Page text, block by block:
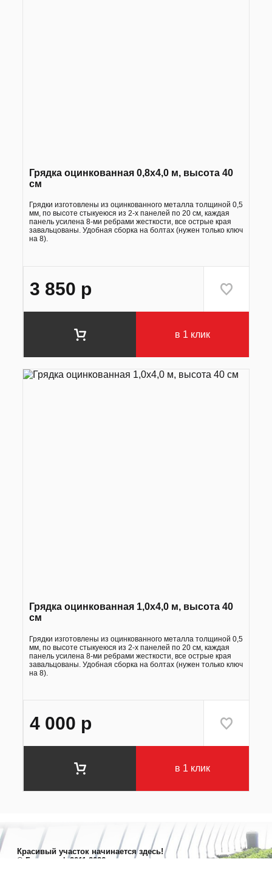
Грядка оцинкованная 0,8х4,0 м, высота 40
см
Грядки изготовлены из оцинкованного металла толщиной 0,5
мм, по высоте стыкуеюся из 2-х панелей по 20 см, каждая
панель усилена 8-ми ребрами жесткости, все острые края
завальцованы. Удобная сборка на болтах (нужен только ключ
на 8).
3 850 р
в 1 клик
Грядка оцинкованная 1,0х4,0 м, высота 40
см
Грядки изготовлены из оцинкованного металла толщиной 0,5
мм, по высоте стыкуеюся из 2-х панелей по 20 см, каждая
панель усилена 8-ми ребрами жесткости, все острые края
завальцованы. Удобная сборка на болтах (нужен только ключ
на 8).
4 000 р
в 1 клик
Красивый участок начинается здесь!
© Грядки.рф 2011-2026